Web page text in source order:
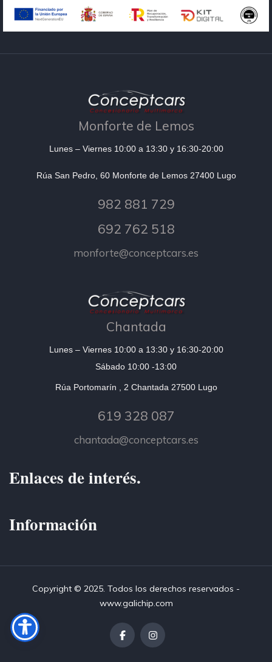
Monforte de Lemos
Lunes – Viernes 10:00 a 13:30 y 16:30-20:00
Rúa San Pedro, 60 Monforte de Lemos 27400 Lugo
982 881 729
692 762 518
monforte@conceptcars.es
Chantada
Lunes – Viernes 10:00 a 13:30 y 16:30-20:00
Sábado 10:00 -13:00
Rúa Portomarín , 2 Chantada 27500 Lugo
619 328 087
chantada@conceptcars.es
Enlaces de interés.
Información
Copyright © 2025. Todos los derechos reservados -
www.galichip.com